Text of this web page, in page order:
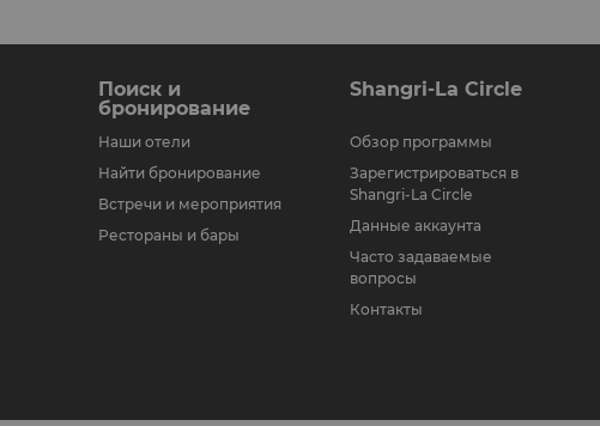
Поиск и
бронирование
Наши отели
Найти бронирование
Встречи и мероприятия
Рестораны и бары
Shangri-La Circle
Обзор программы
Зарегистрироваться в
Shangri-La Circle
Данные аккаунта
Часто задаваемые
вопросы
Контакты